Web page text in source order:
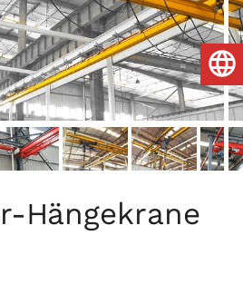
Hängekrane